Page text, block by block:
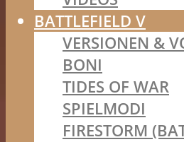
BATTLEFIELD V
VERSIONEN &
BONI
TIDES OF WAR
SPIELMODI
FIRESTORM